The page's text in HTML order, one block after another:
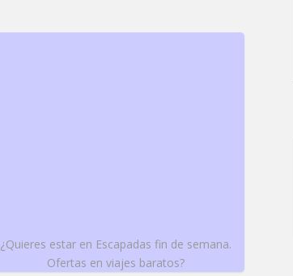
¿Quieres estar en Escapadas fin de semana.
Ofertas en viajes baratos?